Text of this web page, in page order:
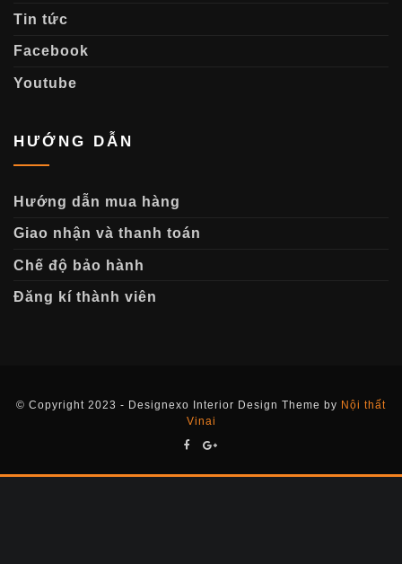
Tin tức
Facebook
Youtube
HƯỚNG DẪN
Hướng dẫn mua hàng
Giao nhận và thanh toán
Chế độ bảo hành
Đăng kí thành viên
© Copyright 2023 - Designexo Interior Design Theme by Nội thất
Vinai